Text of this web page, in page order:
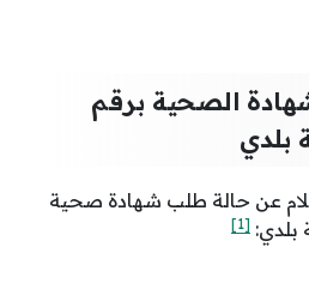
الصحية برقم
بلدي
عن حالة طلب شهادة صحية
بلدي: [1]